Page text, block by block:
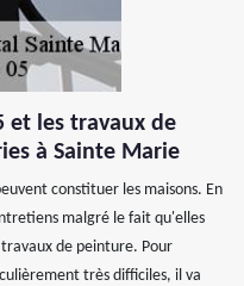
et les travaux de
à Sainte Marie
constituer les maisons. En
malgré le fait qu'elles
de peinture. Pour
très difficiles, il va